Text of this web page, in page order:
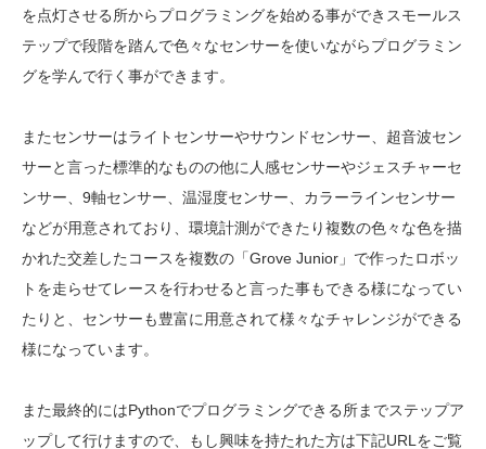
を点灯させる所からプログラミングを始める事ができスモールス
テップで段階を踏んで色々なセンサーを使いながらプログラミン
グを学んで行く事ができます。
またセンサーはライトセンサーやサウンドセンサー、超音波セン
サーと言った標準的なものの他に人感センサーやジェスチャーセ
ンサー、9軸センサー、温湿度センサー、カラーラインセンサー
などが用意されており、環境計測ができたり複数の色々な色を描
かれた交差したコースを複数の「Grove Junior」で作ったロボッ
トを走らせてレースを行わせると言った事もできる様になってい
たりと、センサーも豊富に用意されて様々なチャレンジができる
様になっています。
また最終的にはPythonでプログラミングできる所までステップア
ップして行けますので、もし興味を持たれた方は下記URLをご覧